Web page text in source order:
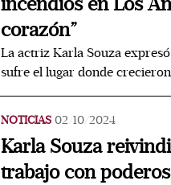
corazón”
La actriz Karla Souza
sufre el lugar donde
NOTICIAS 02/10/2024
Karla Souza
trabajo con